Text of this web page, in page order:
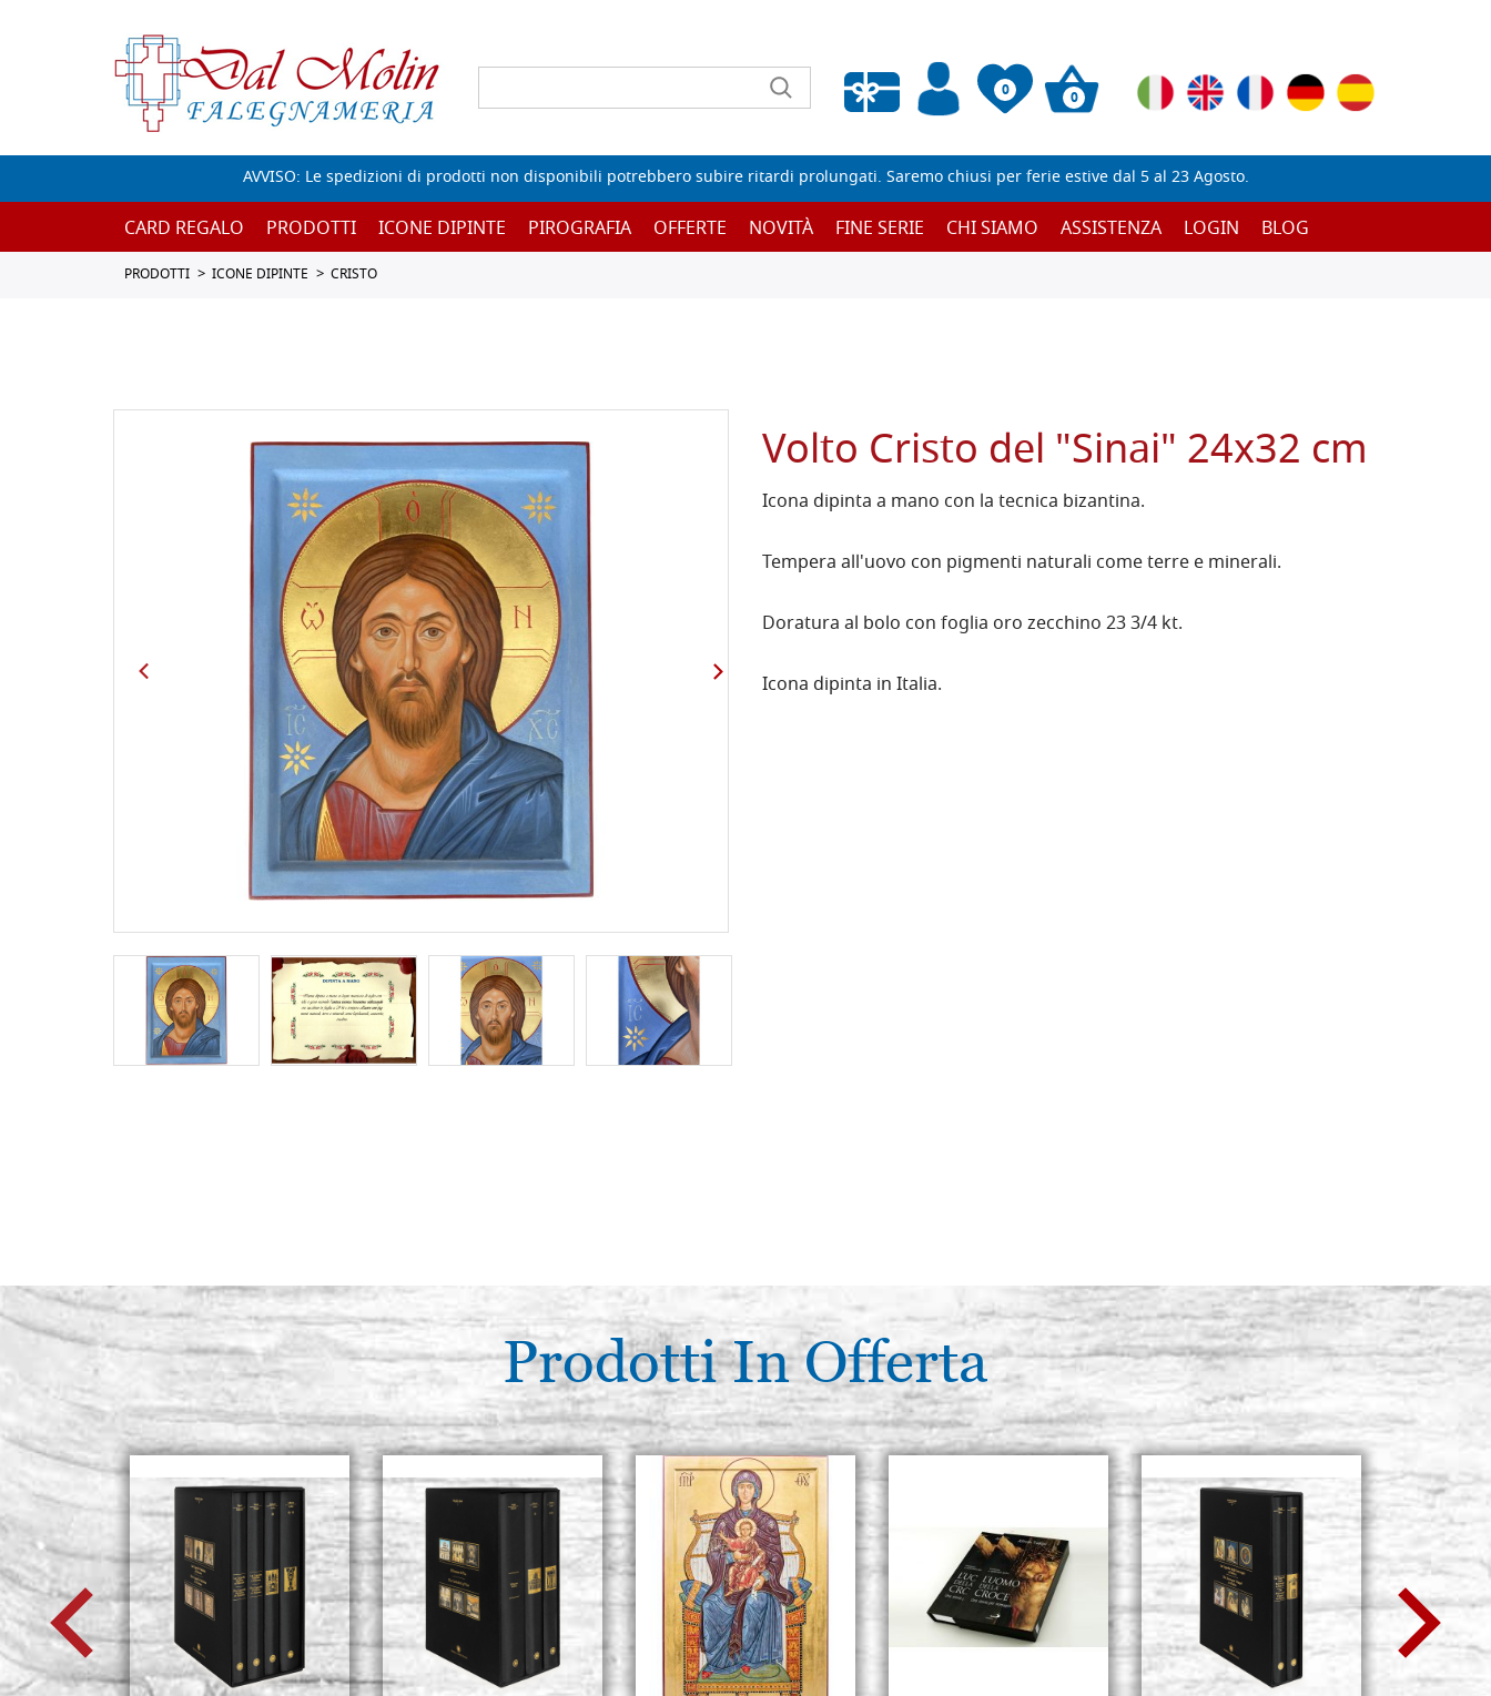
0
Wishlist vuota
0
AVVISO: Le spedizioni di prodotti non disponibili potrebbero subire ritardi prolungati. Saremo chiusi per ferie estive dal 5 al 23 Agosto.
CARD REGALO PRODOTTI ICONE DIPINTE PIROGRAFIA OFFERTE NOVITÀ FINE SERIE CHI SIAMO ASSISTENZA LOGIN BLOG
PRODOTTI ICONE DIPINTE CRISTO
Volto Cristo del "Sinai" 24x32 cm
Icona dipinta a mano con la tecnica bizantina.
Tempera all'uovo con pigmenti naturali come terre e minerali.
Doratura al bolo con foglia oro zecchino 23 3/4 kt.
Icona dipinta in Italia.
Prodotti In Offerta